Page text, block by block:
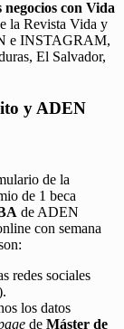
negocios con Vida
la Revista Vida y
e INSTAGRAM,
El Salvador,
y ADEN
de la
de 1 beca
de ADEN
con semana
redes sociales
los datos
de Máster de